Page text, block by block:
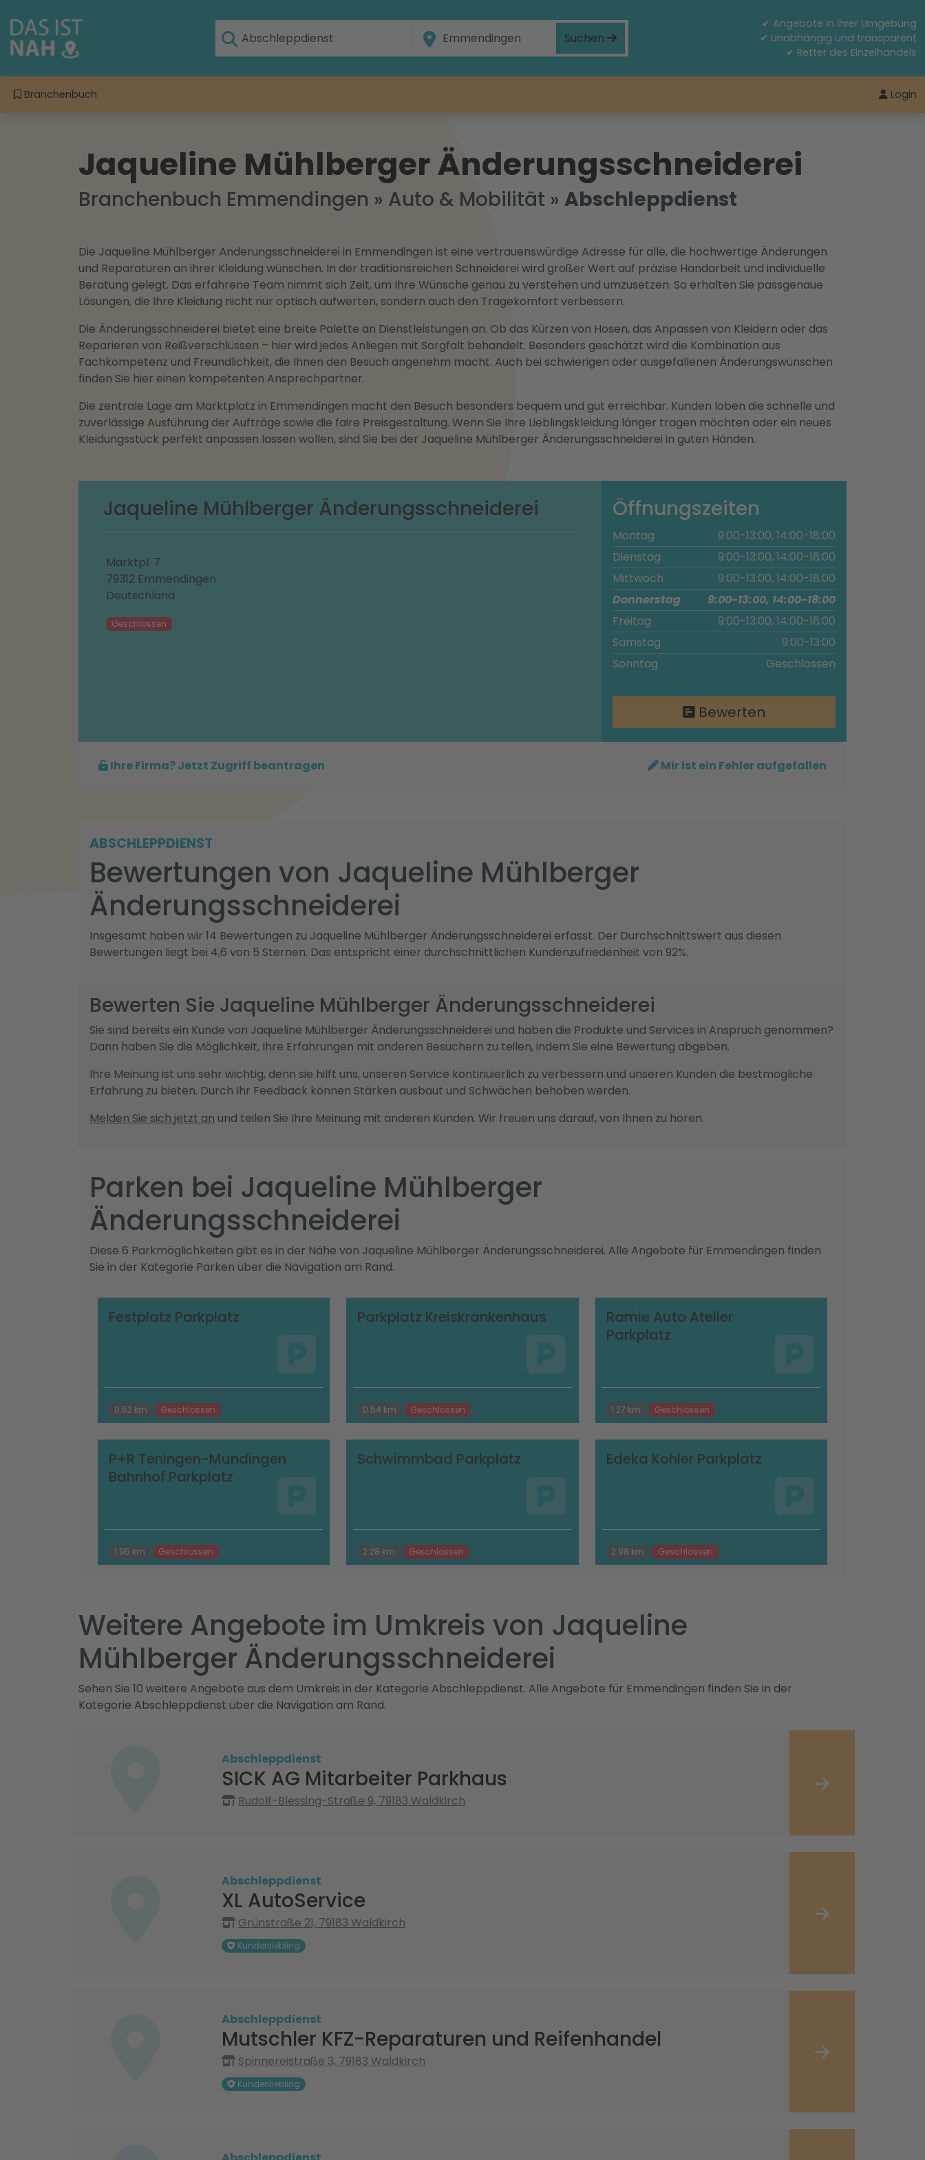
Suchen
✔ Angebote in Ihrer Umgebung
✔ Unabhängig und transparent
✔ Retter des Einzelhandels
Branchenbuch Login
Jaqueline Mühlberger Änderungsschneiderei
Branchenbuch Emmendingen » Auto & Mobilität » Abschleppdienst
Die Jaqueline Mühlberger Änderungsschneiderei in Emmendingen ist eine vertrauenswürdige Adresse für alle, die hochwertige Änderungen
und Reparaturen an ihrer Kleidung wünschen. In der traditionsreichen Schneiderei wird großer Wert auf präzise Handarbeit und individuelle
Beratung gelegt. Das erfahrene Team nimmt sich Zeit, um Ihre Wünsche genau zu verstehen und umzusetzen. So erhalten Sie passgenaue
Lösungen, die Ihre Kleidung nicht nur optisch aufwerten, sondern auch den Tragekomfort verbessern.
Die Änderungsschneiderei bietet eine breite Palette an Dienstleistungen an. Ob das Kürzen von Hosen, das Anpassen von Kleidern oder das
Reparieren von Reißverschlüssen – hier wird jedes Anliegen mit Sorgfalt behandelt. Besonders geschätzt wird die Kombination aus
Fachkompetenz und Freundlichkeit, die Ihnen den Besuch angenehm macht. Auch bei schwierigen oder ausgefallenen Änderungswünschen
finden Sie hier einen kompetenten Ansprechpartner.
Die zentrale Lage am Marktplatz in Emmendingen macht den Besuch besonders bequem und gut erreichbar. Kunden loben die schnelle und
zuverlässige Ausführung der Aufträge sowie die faire Preisgestaltung. Wenn Sie Ihre Lieblingskleidung länger tragen möchten oder ein neues
Kleidungsstück perfekt anpassen lassen wollen, sind Sie bei der Jaqueline Mühlberger Änderungsschneiderei in guten Händen.
Jaqueline Mühlberger Änderungsschneiderei
Marktpl. 7
79312 Emmendingen
Deutschland
Geschlossen
Öffnungszeiten
Montag
9:00-13:00, 14:00-18:00
Dienstag
9:00-13:00, 14:00-18:00
Mittwoch
9:00-13:00, 14:00-18:00
Donnerstag
9:00-13:00, 14:00-18:00
Freitag
9:00-13:00, 14:00-18:00
Samstag
9:00-13:00
Sonntag
Geschlossen
Bewerten
Ihre Firma? Jetzt Zugriff beantragen Mir ist ein Fehler aufgefallen
ABSCHLEPPDIENST
Bewertungen von Jaqueline Mühlberger
Änderungsschneiderei
Insgesamt haben wir 14 Bewertungen zu Jaqueline Mühlberger Änderungsschneiderei erfasst. Der Durchschnittswert aus diesen
Bewertungen liegt bei 4,6 von 5 Sternen. Das entspricht einer durchschnittlichen Kundenzufriedenheit von 92%.
Bewerten Sie Jaqueline Mühlberger Änderungsschneiderei
Sie sind bereits ein Kunde von Jaqueline Mühlberger Änderungsschneiderei und haben die Produkte und Services in Anspruch genommen?
Dann haben Sie die Möglichkeit, Ihre Erfahrungen mit anderen Besuchern zu teilen, indem Sie eine Bewertung abgeben.
Ihre Meinung ist uns sehr wichtig, denn sie hilft uns, unseren Service kontinuierlich zu verbessern und unseren Kunden die bestmögliche
Erfahrung zu bieten. Durch Ihr Feedback können Stärken ausbaut und Schwächen behoben werden.
Melden Sie sich jetzt an und teilen Sie Ihre Meinung mit anderen Kunden. Wir freuen uns darauf, von Ihnen zu hören.
Parken bei Jaqueline Mühlberger
Änderungsschneiderei
Diese 6 Parkmöglichkeiten gibt es in der Nähe von Jaqueline Mühlberger Änderungsschneiderei. Alle Angebote für Emmendingen finden
Sie in der Kategorie Parken über die Navigation am Rand.
Festplatz Parkplatz
0.52 km Geschlossen
Parkplatz Kreiskrankenhaus
0.54 km Geschlossen
Ramie Auto Atelier
Parkplatz
1.27 km Geschlossen
P+R Teningen-Mundingen
Bahnhof Parkplatz
1.95 km Geschlossen
Schwimmbad Parkplatz
2.28 km Geschlossen
Edeka Kohler Parkplatz
2.98 km Geschlossen
Weitere Angebote im Umkreis von Jaqueline
Mühlberger Änderungsschneiderei
Sehen Sie 10 weitere Angebote aus dem Umkreis in der Kategorie Abschleppdienst. Alle Angebote für Emmendingen finden Sie in der
Kategorie Abschleppdienst über die Navigation am Rand.
Abschleppdienst
SICK AG Mitarbeiter Parkhaus
Rudolf-Blessing-Straße 9, 79183 Waldkirch
Abschleppdienst
XL AutoService
Grünstraße 21, 79183 Waldkirch
Kundenliebling
Abschleppdienst
Mutschler KFZ-Reparaturen und Reifenhandel
Spinnereistraße 3, 79183 Waldkirch
Kundenliebling